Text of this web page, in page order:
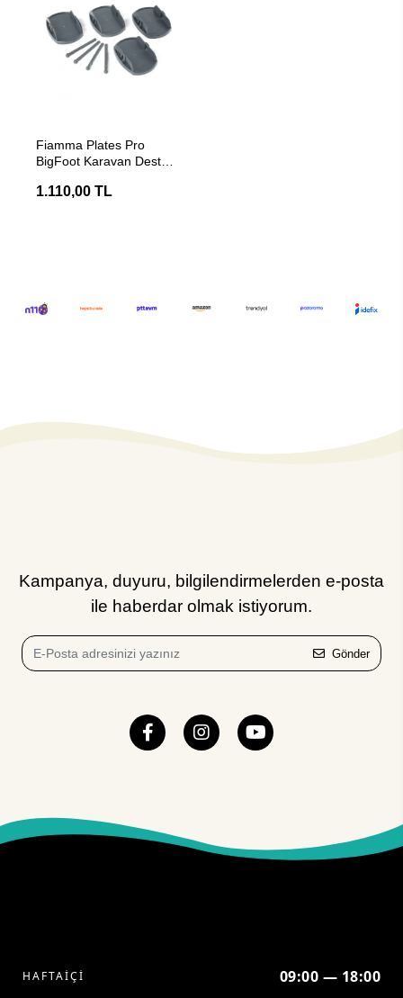
Fiamma Plates Pro
BigFoot Karavan Destek
1.110,00 TL
Kampanya, duyuru, bilgilendirmelerden e-posta
ile haberdar olmak istiyorum.
Gönder
HAFTAİÇİ 09:00 — 18:00